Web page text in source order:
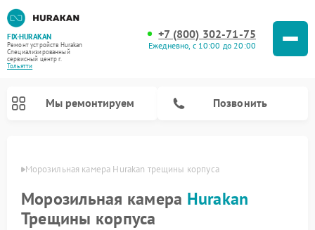
FIX-HURAKAN
Ремонт устройств Hurakan
Специализированный
cервисный центр г.
Тольятти
+7 (800) 302-71-75
Ежедневно, с 10:00 до 20:00
Мы ремонтируем Позвонить
Морозильная камера Hurakan трещины корпуса
Морозильная камера Hurakan
Трещины корпуса